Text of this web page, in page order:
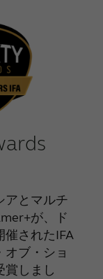
アとマルチ
が、ド
催されたIFA
オブ・ショ
賞しまし